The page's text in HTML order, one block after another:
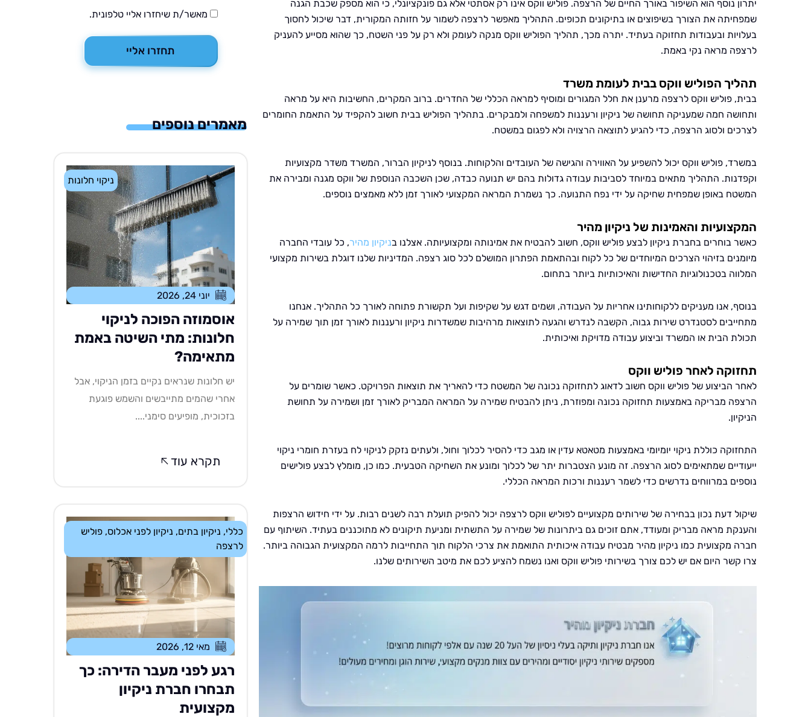
יתרון נוסף הוא השיפור באורך החיים של הרצפה. פוליש ווקס אינו רק אסתטי אלא גם פונקציונלי, כי הוא מספק שכבת הגנה
שמפחיתה את הצורך בשיפוצים או בתיקונים תכופים. התהליך מאפשר לרצפה לשמור על חזותה המקורית, דבר שיכול לחסוך
בעלויות ובעבודות תחזוקה בעתיד. יתרה מכך, תהליך הפוליש ווקס מנקה לעומק ולא רק על פני השטח, כך שהוא מסייע להעניק
לרצפה מראה נקי באמת.
תהליך הפוליש ווקס בבית לעומת משרד
בבית, פוליש ווקס לרצפה מרענן את חלל המגורים ומוסיף למראה הכללי של החדרים. ברוב המקרים, החשיבות היא על מראה
ותחושה חמה שמעניקה תחושה של ניקיון ורעננות למשפחה ולמבקרים. בתהליך הפוליש בבית חשוב להקפיד על התאמת החומרים
לצרכים ולסוג הרצפה, כדי להגיע לתוצאה הרצויה ולא לפגום במשטח.
במשרד, פוליש ווקס יכול להשפיע על האווירה והגישה של העובדים והלקוחות. בנוסף לניקיון הברור, המשרד משדר מקצועיות
וקפדנות. התהליך מתאים במיוחד לסביבות עבודה גדולות בהם יש תנועה כבדה, שכן השכבה הנוספת של ווקס מגנה ומבירה את
המשטח באופן שמפחית שחיקה על ידי נפח התנועה. כך נשמרת המראה המקצועי לאורך זמן ללא מאמצים נוספים.
המקצועיות והאמינות של ניקיון מהיר
כאשר בוחרים בחברת ניקיון לבצע פוליש ווקס, חשוב להבטיח את אמינותה ומקצועיותה. אצלנו בניקיון מהיר, כל עובדי החברה
מיומנים בזיהוי הצרכים המיוחדים של כל לקוח ובהתאמת הפתרון המושלם לכל סוג רצפה. המדיניות שלנו דוגלת בשירות מקצועי
המלווה בטכנולוגיות החדישות והאיכותיות ביותר בתחום.
בנוסף, אנו מעניקים ללקוחותינו אחריות על העבודה, ושמים דגש על שקיפות ועל תקשורת פתוחה לאורך כל התהליך. אנחנו
מתחייבים לסטנדרט שירות גבוה, הקשבה לנדרש והגעה לתוצאות מרהיבות שמשדרות ניקיון ורעננות לאורך זמן תוך שמירה על
תכולת הבית או המשרד וביצוע עבודה מדויקת ואיכותית.
תחזוקה לאחר פוליש ווקס
לאחר הביצוע של פוליש ווקס חשוב לדאוג לתחזוקה נכונה של המשטח כדי להאריך את תוצאות הפרויקט. כאשר שומרים על
הרצפה מבריקה באמצעות תחזוקה נכונה ומפוזרת, ניתן להבטיח שמירה על המראה המבריק לאורך זמן ושמירה על תחושת
הניקיון.
התחזוקה כוללת ניקוי יומיומי באמצעות מטאטא עדין או מגב כדי להסיר לכלוך וחול, ולעתים נזקק לניקוי לח בעזרת חומרי ניקוי
ייעודיים שמתאימים לסוג הרצפה. זה מונע הצטברות יתר של לכלוך ומונע את השחיקה הטבעית. כמו כן, מומלץ לבצע פולישים
נוספים במרווחים נדרשים כדי לשמר רעננות ורכות המראה הכללי.
שיקול דעת נכון בבחירה של שירותים מקצועיים לפוליש ווקס לרצפה יכול להפיק תועלת רבה לשנים רבות. על ידי חידוש הרצפות
והענקת מראה מבריק ומעודד, אתם זוכים גם ביתרונות של שמירה על התשתית ומניעת תיקונים לא מתוכננים בעתיד. השיתוף עם
חברה מקצועית כמו ניקיון מהיר מבטיח עבודה איכותית התואמת את צרכי הלקוח תוך התחייבות לרמה המקצועית הגבוהה ביותר.
צרו קשר היום אם יש לכם צורך בשירותי פוליש ווקס ואנו נשמח להציע לכם את מיטב השירותים שלנו.
מאשר/ת שיחזרו אליי טלפונית.
תחזרו אליי
מאמרים נוספים
ניקוי חלונות
יוני 24, 2026
אוסמוזה הפוכה לניקוי
חלונות: מתי השיטה באמת
מתאימה?
יש חלונות שנראים נקיים בזמן הניקוי, אבל
אחרי שהמים מתייבשים והשמש פוגעת
בזכוכית, מופיעים סימני....
תקרא עוד
כללי, ניקיון בתים, ניקיון לפני אכלוס,פוליש
לרצפה
מאי 12, 2026
רגע לפני מעבר הדירה: כך
תבחרו חברת ניקיון
מקצועית